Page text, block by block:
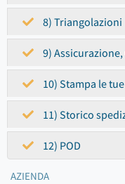
8) Triangolazioni
9)
10) Stampa le
11) Storico
12) POD
AZIENDA